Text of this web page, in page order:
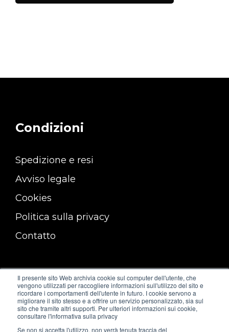
Il presente sito Web archivia cookie sul computer dell'utente, che
vengono utilizzati per raccogliere informazioni sull'utilizzo del sito e
ricordare i comportamenti dell'utente in futuro. I cookie servono a
migliorare il sito stesso e a offrire un servizio personalizzato, sia sul
sito che tramite altri supporti. Per ulteriori informazioni sui cookie,
consultare l'informativa sulla privacy
Se non si accetta l'utilizzo, non verrà tenuta traccia del
Condizioni
Spedizione e resi
Avviso legale
Cookies
Politica sulla privacy
Contatto